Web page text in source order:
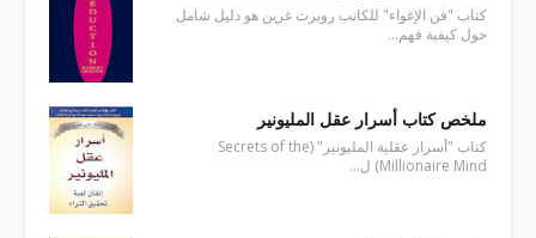
كتاب "فن الإغواء" للكاتب روبرت غرين هو دليل شامل
حول كيفية فهم…
ملخص كتاب أسرار عقل المليونير
كتاب "أسرار عقلية المليونير" (Secrets of the
Millionaire Mind) ل…